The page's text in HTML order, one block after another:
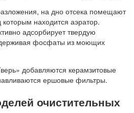
на дно отсека помещают
находится аэратор.
адсорбирует твердую
фосфаты из моющих
добавляются керамзитовые
ершовые фильтры.
очистительных